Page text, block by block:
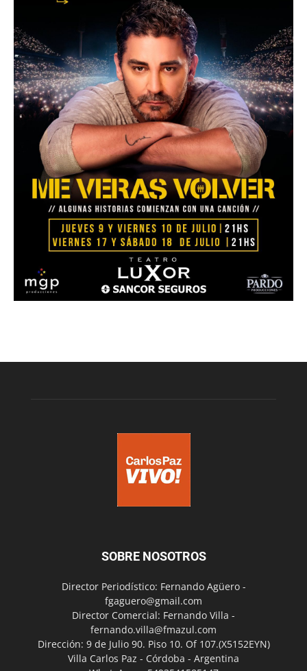
SOBRE NOSOTROS
Director Periodístico: Fernando Agüero -
fgaguero@gmail.com
Director Comercial: Fernando Villa -
fernando.villa@fmazul.com
Dirección: 9 de Julio 90. Piso 10. Of 107.(X5152EYN)
Villa Carlos Paz - Córdoba - Argentina